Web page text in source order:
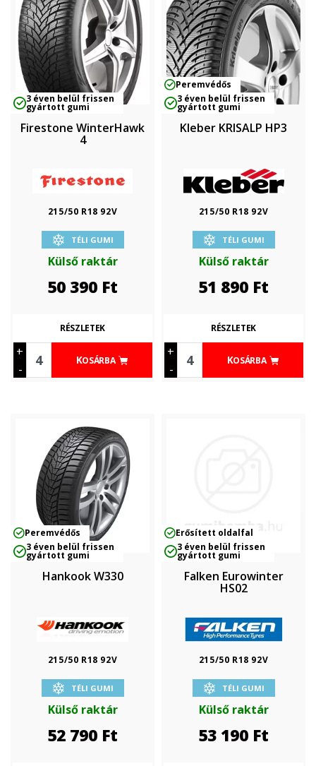
3 éven belül frissen
gyártott gumi
Firestone WinterHawk
4
215/50 R18 92V
TÉLI GUMI
Külső raktár
50 390 Ft
+
-
KOSÁRBA
RÉSZLETEK
Peremvédős
3 éven belül frissen
gyártott gumi
Kleber KRISALP HP3
215/50 R18 92V
TÉLI GUMI
Külső raktár
51 890 Ft
+
-
KOSÁRBA
RÉSZLETEK
Peremvédős
3 éven belül frissen
gyártott gumi
Hankook W330
215/50 R18 92V
TÉLI GUMI
Külső raktár
52 790 Ft
Erősített oldalfal
3 éven belül frissen
gyártott gumi
Falken Eurowinter
HS02
215/50 R18 92V
TÉLI GUMI
Külső raktár
53 190 Ft